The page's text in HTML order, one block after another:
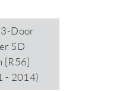
Door
SD
[R56]
- 2014)